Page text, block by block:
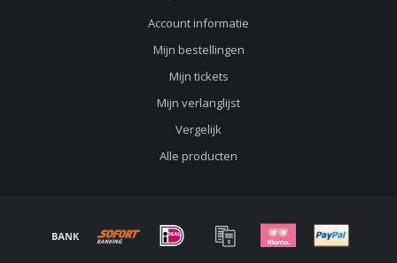
Account informatie
Mijn bestellingen
Mijn tickets
Mijn verlanglijst
Vergelijk
Alle producten